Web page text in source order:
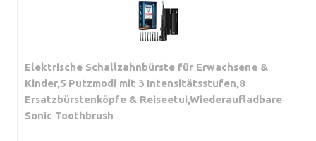
Elektrische Schallzahnbürste für Erwachsene &
Kinder,5 Putzmodi mit 3 Intensitätsstufen,8
Ersatzbürstenköpfe & Reiseetui,Wiederaufladbare
Sonic Toothbrush